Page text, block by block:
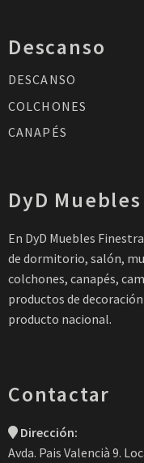
Descanso
DESCANSO
COLCHONES
CANAPÉS
DyD Muebles
En DyD Muebles
de dormitorio, salón,
colchones, canapés,
productos de
producto nacional.
Contactar
Dirección:
Avda. Pais Valencià 9.